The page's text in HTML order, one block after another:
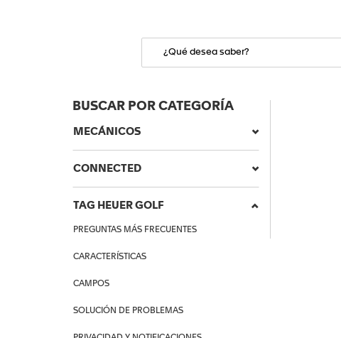
BUSCAR POR CATEGORÍA
MECÁNICOS
CONNECTED
TAG HEUER GOLF
PREGUNTAS MÁS FRECUENTES
CARACTERÍSTICAS
CAMPOS
SOLUCIÓN DE PROBLEMAS